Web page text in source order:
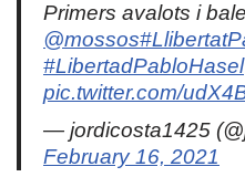
Primers avalots i
@mossos
#LibertadPabloHasel
pic.twitter.com/
— jordicosta1425
February 16, 2021